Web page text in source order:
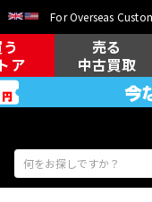
For Overseas
ア
売る
中古買取